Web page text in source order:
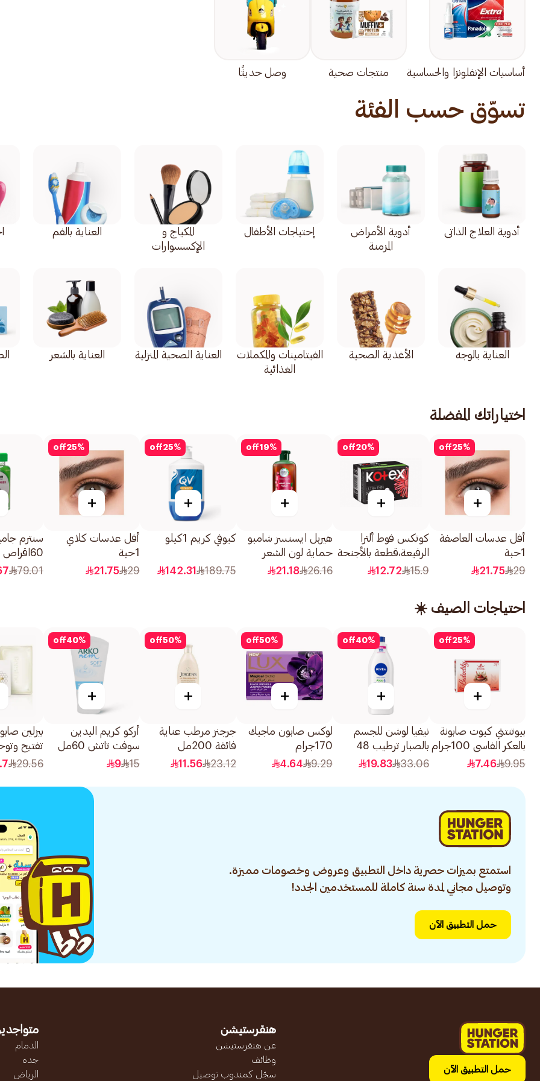
أساسيات الإنفلونزا والحساسية منتجات صحية وصل حديثًا
تسوّق حسب الفئة
أدوية العلاج الذاتي
أدوية الأمراض
المزمنة
إحتياجات الأطفال
المكياج و
الإكسسوارات
العناية بالفم
العناية بالوجه الأغذية الصحية
الفيتامينات والمكملات
الغذائية
العناية الصحية المنزلية العناية بالشعر
اختياراتك المفضلة
25%
off
+
أفل عدسات العاصفة
1حبة
29
21.75
20%
off
+
كوتكس فوط ألترا
الرفيعة،قطعة بالأجنحة
بحجم سوبر، 8قطعة
15.9
12.72
19%
off
+
هيربل ايسنسز شامبو
حماية لون الشعر
المصبوغ ببذور العنب
26.16
21.18
25%
off
+
كيوفي كريم 1كيلو
189.75
142.31
25%
off
+
أفل عدسات كلاي
1حبة
29
21.75
سنترم
60اقراص
79.01
احتياجات الصيف ☀️
25%
off
+
بيوتنتتي كيوت صابونة
بالعكر الفاسي 100جرام
9.95
7.46
40%
off
+
نيفيا لوشن للجسم
بالصبار ترطيب 48
ساعة 400مل
33.06
19.83
50%
off
+
لوكس صابون ماجيك
170جرام
9.29
4.64
50%
off
+
جرجنز مرطب عناية
فائقة 200مل
23.12
11.56
40%
off
+
أركو كريم اليدين
سوفت تاتش 60مل
15
9
بيزلين
تفتيح
الوجه الأبيض
29.56
استمتع بميزات حصرية داخل التطبيق وعروض وخصومات مميزة.
وتوصيل مجاني لمدة سنة كاملة للمستخدمين الجدد!
حمل التطبيق الآن
حمل التطبيق الآن
هنقرستيشن
عن هنقرستيشن
وظائف
سجّل كمندوب توصيل
الدمام
جده
الرياض